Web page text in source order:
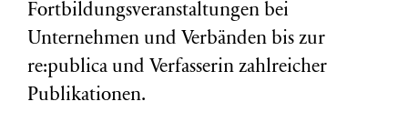
Fortbildungsveranstaltungen bei
Unternehmen und Verbänden bis zur
re:publica und Verfasserin zahlreicher
Publikationen.